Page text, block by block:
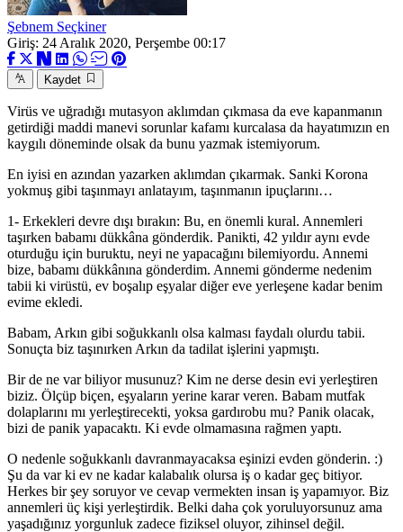
Şebnem Seçkiner
Giriş: 24 Aralık 2020, Perşembe 00:17
Kaydet
Virüs ve uğradığı mutasyon aklımdan çıkmasa da eve kapanmanın
getirdiği maddi manevi sorunlar kafamı kurcalasa da hayatımızın en
kaygılı döneminde olsak da bunu yazmak istemiyorum.
En iyisi en azından yazarken aklımdan çıkarmak. Sanki Korona
yokmuş gibi taşınmayı anlatayım, taşınmanın ipuçlarını…
1- Erkekleri devre dışı bırakın: Bu, en önemli kural. Annemleri
taşırken babamı dükkâna gönderdik. Panikti, 42 yıldır aynı evde
oturduğu için buruktu, neyi ne yapacağını bilemiyordu. Annemi
bize, babamı dükkânına gönderdim. Annemi gönderme nedenim
tabii ki virüstü, ev boşalıp eşyalar diğer eve yerleşene kadar benim
evime ekledi.
Babam, Arkın gibi soğukkanlı olsa kalması faydalı olurdu tabii.
Sonuçta biz taşınırken Arkın da tadilat işlerini yapmıştı.
Bir de ne var biliyor musunuz? Kim ne derse desin evi yerleştiren
biziz. Ölçüp biçen, eşyaların yerine karar veren. Babam mutfak
dolaplarını mı yerleştirecekti, yoksa gardırobu mu? Panik olacak,
bizi de panik yapacaktı. Ki evde olmamasına rağmen yaptı.
O nedenle soğukkanlı davranmayacaksa eşinizi evden gönderin. :)
Şu da var ki ev ne kadar kalabalık olursa iş o kadar geç bitiyor.
Herkes bir şey soruyor ve cevap vermekten insan iş yapamıyor. Biz
annemleri üç kişi yerleştirdik. Belki daha çok yoruluyorsunuz ama
yaşadığınız yorgunluk zadece fiziksel oluyor, zihinsel değil.